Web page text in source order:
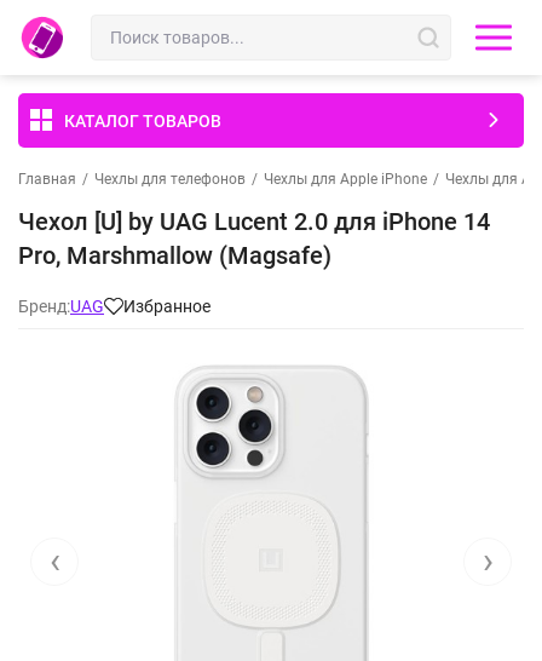
КАТАЛОГ ТОВАРОВ
Главная / Чехлы для телефонов / Чехлы для Apple iPhone / Чехлы для
Чехол [U] by UAG Lucent 2.0 для iPhone 14
Pro, Marshmallow (Magsafe)
Бренд:UAG Избранное
‹ ›